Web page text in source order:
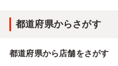
都道府県からさがす
都道府県から店舗をさがす